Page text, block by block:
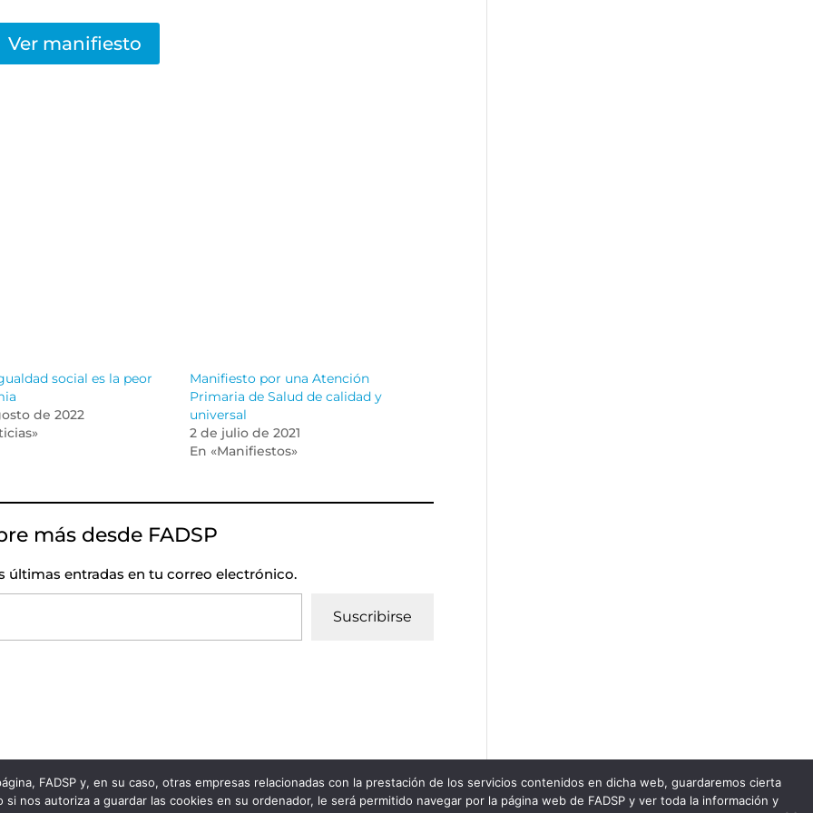
Ver manifiesto
social es la peor
de 2022
Manifiesto por una Atención
Primaria de Salud de calidad y
universal
2 de julio de 2021
En «Manifiestos»
más desde FADSP
últimas entradas en tu correo electrónico.
Suscribirse
|Política de Cookies
FADSP y, en su caso, otras empresas relacionadas con la prestación de los servicios contenidos en dicha web, guardaremos cierta
nos autoriza a guardar las cookies en su ordenador, le será permitido navegar por la página web de FADSP y ver toda la información y